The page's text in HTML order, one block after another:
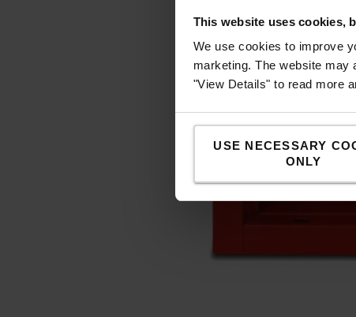
This website uses cookies,
We use cookies to improve
marketing. The website
"View Details" to read more
USE NECESSARY
ONLY